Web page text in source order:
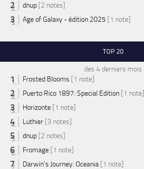
dnup [2 notes]
Age of Galaxy - édition 2025 [1 note]
TOP 20
des 4 derniers mois
Frosted Blooms [1 note]
Puerto Rico 1897: Special Edition [1 note]
Horizonte [1 note]
Luthier [3 notes]
dnup [2 notes]
Fromage [1 note]
Darwin's Journey: Oceania [1 note]